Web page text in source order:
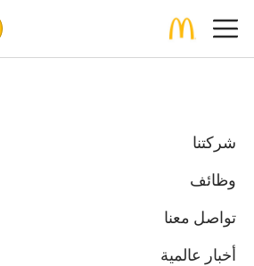
شركتنا
وظائف
تواصل معنا
أخبار عالمية